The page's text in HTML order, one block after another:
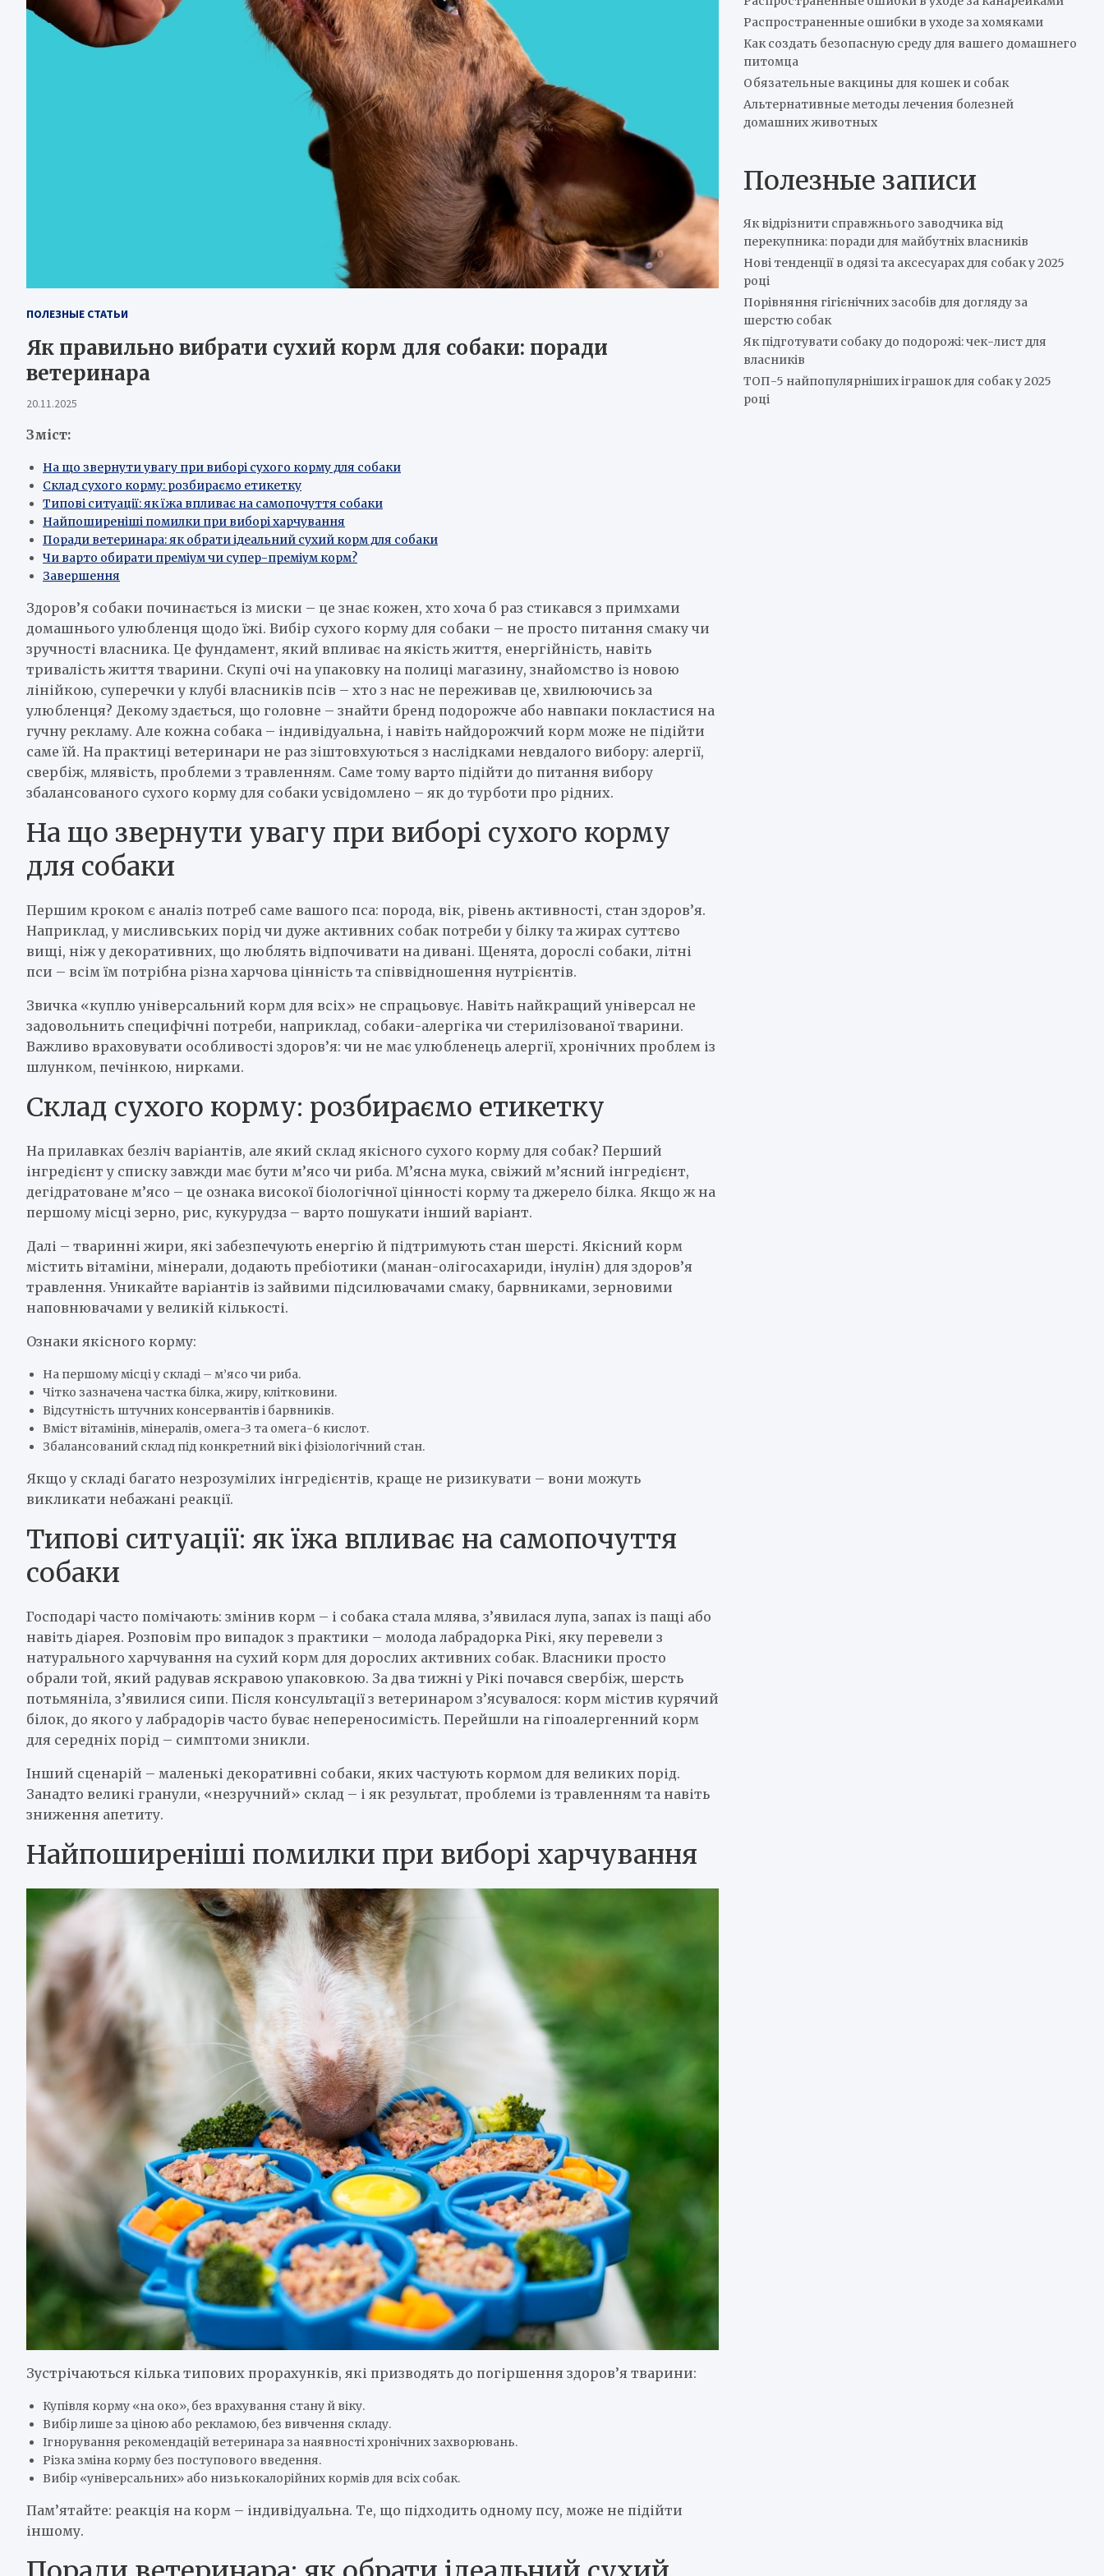
ПОЛЕЗНЫЕ СТАТЬИ
Як правильно вибрати сухий корм для собаки: поради
ветеринара
20.11.2025
Зміст:
На що звернути увагу при виборі сухого корму для собаки
Склад сухого корму: розбираємо етикетку
Типові ситуації: як їжа впливає на самопочуття собаки
Найпоширеніші помилки при виборі харчування
Поради ветеринара: як обрати ідеальний сухий корм для собаки
Чи варто обирати преміум чи супер-преміум корм?
Завершення
Здоров’я собаки починається із миски – це знає кожен, хто хоча б раз стикався з примхами
домашнього улюбленця щодо їжі. Вибір сухого корму для собаки – не просто питання смаку чи
зручності власника. Це фундамент, який впливає на якість життя, енергійність, навіть
тривалість життя тварини. Скупі очі на упаковку на полиці магазину, знайомство із новою
лінійкою, суперечки у клубі власників псів – хто з нас не переживав це, хвилюючись за
улюбленця? Декому здається, що головне – знайти бренд подорожче або навпаки покластися на
гучну рекламу. Але кожна собака – індивідуальна, і навіть найдорожчий корм може не підійти
саме їй. На практиці ветеринари не раз зіштовхуються з наслідками невдалого вибору: алергії,
свербіж, млявість, проблеми з травленням. Саме тому варто підійти до питання вибору
збалансованого сухого корму для собаки усвідомлено – як до турботи про рідних.
На що звернути увагу при виборі сухого корму
для собаки
Першим кроком є аналіз потреб саме вашого пса: порода, вік, рівень активності, стан здоров’я.
Наприклад, у мисливських порід чи дуже активних собак потреби у білку та жирах суттєво
вищі, ніж у декоративних, що люблять відпочивати на дивані. Щенята, дорослі собаки, літні
пси – всім їм потрібна різна харчова цінність та співвідношення нутрієнтів.
Звичка «куплю універсальний корм для всіх» не спрацьовує. Навіть найкращий універсал не
задовольнить специфічні потреби, наприклад, собаки-алергіка чи стерилізованої тварини.
Важливо враховувати особливості здоров’я: чи не має улюбленець алергії, хронічних проблем із
шлунком, печінкою, нирками.
Склад сухого корму: розбираємо етикетку
На прилавках безліч варіантів, але який склад якісного сухого корму для собак? Перший
інгредієнт у списку завжди має бути м’ясо чи риба. М’ясна мука, свіжий м’ясний інгредієнт,
дегідратоване м’ясо – це ознака високої біологічної цінності корму та джерело білка. Якщо ж на
першому місці зерно, рис, кукурудза – варто пошукати інший варіант.
Далі – тваринні жири, які забезпечують енергію й підтримують стан шерсті. Якісний корм
містить вітаміни, мінерали, додають пребіотики (манан-олігосахариди, інулін) для здоров’я
травлення. Уникайте варіантів із зайвими підсилювачами смаку, барвниками, зерновими
наповнювачами у великій кількості.
Ознаки якісного корму:
На першому місці у складі – м’ясо чи риба.
Чітко зазначена частка білка, жиру, клітковини.
Відсутність штучних консервантів і барвників.
Вміст вітамінів, мінералів, омега-3 та омега-6 кислот.
Збалансований склад під конкретний вік і фізіологічний стан.
Якщо у складі багато незрозумілих інгредієнтів, краще не ризикувати – вони можуть
викликати небажані реакції.
Типові ситуації: як їжа впливає на самопочуття
собаки
Господарі часто помічають: змінив корм – і собака стала млява, з’явилася лупа, запах із пащі або
навіть діарея. Розповім про випадок з практики – молода лабрадорка Рікі, яку перевели з
натурального харчування на сухий корм для дорослих активних собак. Власники просто
обрали той, який радував яскравою упаковкою. За два тижні у Рікі почався свербіж, шерсть
потьмяніла, з’явилися сипи. Після консультації з ветеринаром з’ясувалося: корм містив курячий
білок, до якого у лабрадорів часто буває непереносимість. Перейшли на гіпоалергенний корм
для середніх порід – симптоми зникли.
Інший сценарій – маленькі декоративні собаки, яких частують кормом для великих порід.
Занадто великі гранули, «незручний» склад – і як результат, проблеми із травленням та навіть
зниження апетиту.
Найпоширеніші помилки при виборі харчування
Зустрічаються кілька типових прорахунків, які призводять до погіршення здоров’я тварини:
Купівля корму «на око», без врахування стану й віку.
Вибір лише за ціною або рекламою, без вивчення складу.
Ігнорування рекомендацій ветеринара за наявності хронічних захворювань.
Різка зміна корму без поступового введення.
Вибір «універсальних» або низькокалорійних кормів для всіх собак.
Пам’ятайте: реакція на корм – індивідуальна. Те, що підходить одному псу, може не підійти
іншому.
Распространенные ошибки в уходе за хомяками
Как создать безопасную среду для вашего домашнего
питомца
Обязательные вакцины для кошек и собак
Альтернативные методы лечения болезней
домашних животных
Полезные записи
Як відрізнити справжнього заводчика від
перекупника: поради для майбутніх власників
Нові тенденції в одязі та аксесуарах для собак у 2025
році
Порівняння гігієнічних засобів для догляду за
шерстю собак
Як підготувати собаку до подорожі: чек-лист для
власників
ТОП-5 найпопулярніших іграшок для собак у 2025
році